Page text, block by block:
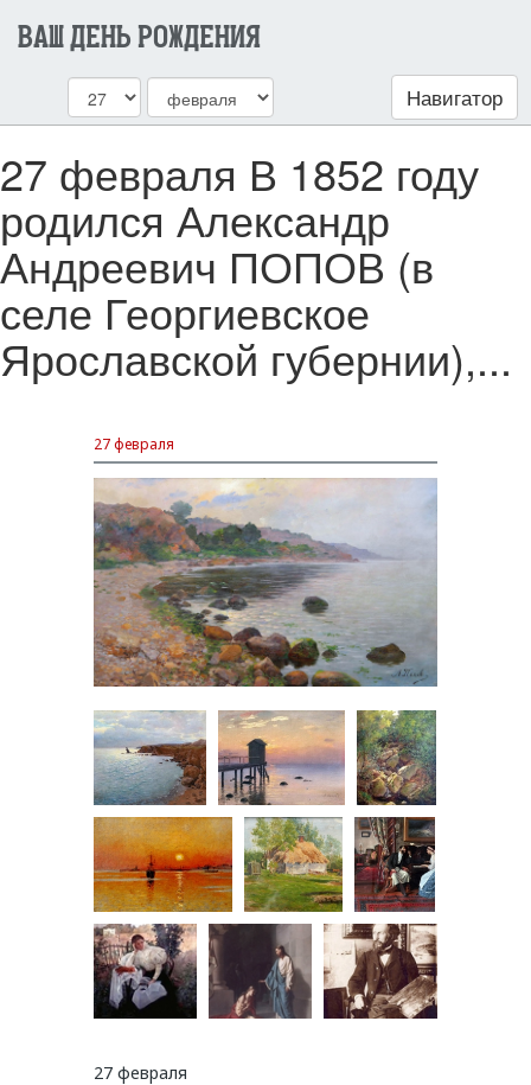
ВАШ ДЕНЬ РОЖДЕНИЯ
Навигатор
27 февраля В 1852 году
родился Александр
Андреевич ПОПОВ (в
селе Георгиевское
Ярославской губернии),...
27 февраля
27 февраля